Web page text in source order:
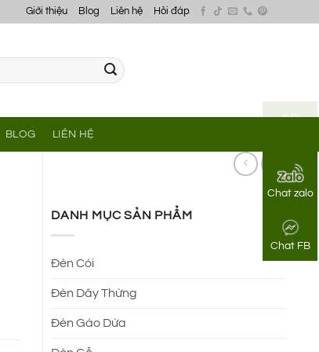
Chat zalo
Chat FB
Giới thiệu Blog Liên hệ Hỏi đáp
BLOG LIÊN HỆ
DANH MỤC SẢN PHẨM
Đèn Cói
Đèn Dây Thừng
Đèn Gáo Dừa